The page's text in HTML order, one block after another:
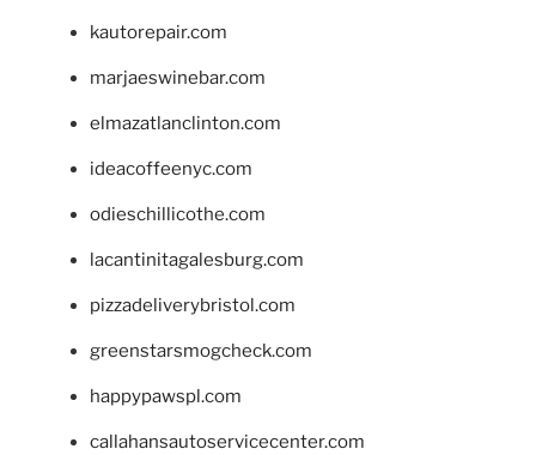
kautorepair.com
marjaeswinebar.com
elmazatlanclinton.com
ideacoffeenyc.com
odieschillicothe.com
lacantinitagalesburg.com
pizzadeliverybristol.com
greenstarsmogcheck.com
happypawspl.com
callahansautoservicecenter.com